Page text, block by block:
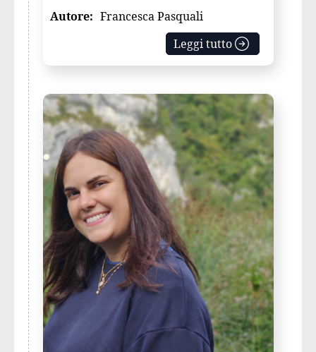
Autore: Francesca Pasquali
Leggi tutto